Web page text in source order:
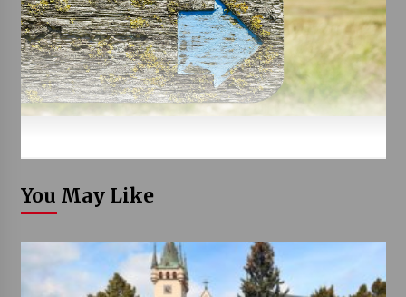
You May Like